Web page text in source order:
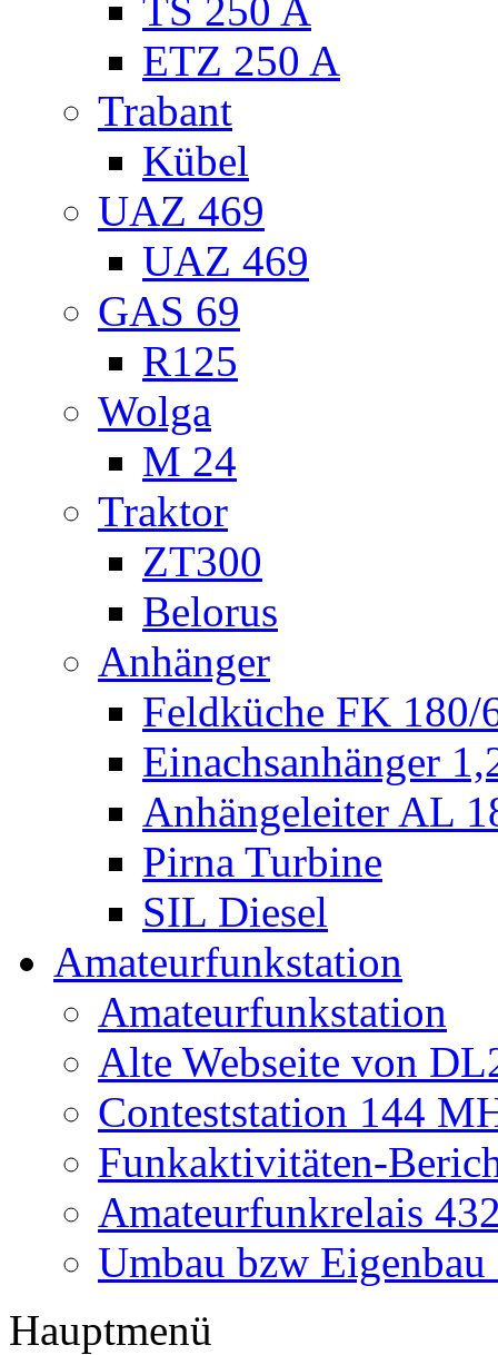
TS 250 A
ETZ 250 A
Trabant
Kübel
UAZ 469
UAZ 469
GAS 69
R125
Wolga
M 24
Traktor
ZT300
Belorus
Anhänger
Feldküche FK 180/
Einachsanhänger
Anhängeleiter AL
Pirna Turbine
SIL Diesel
Amateurfunkstation
Amateurfunkstation
Alte Webseite von
Conteststation 144
Funkaktivitäten-
Amateurfunkrelais
Umbau bzw
Hauptmenü